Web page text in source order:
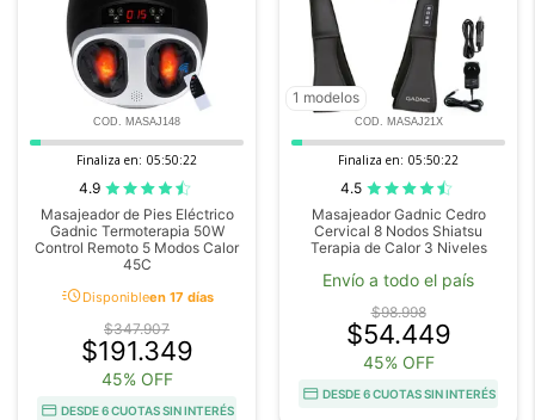
COD. MASAJ148
Finaliza en: 05:50:20
4.9
Masajeador de Pies Eléctrico
Gadnic Termoterapia 50W
Control Remoto 5 Modos Calor
45C
acuteDisponibleen 17 días
$347.907
$191.349
45% OFF
DESDE 6 CUOTAS SIN INTERÉS
1 modelos
COD. MASAJ21X
Finaliza en: 05:50:20
4.5
Masajeador Gadnic Cedro
Cervical 8 Nodos Shiatsu
Terapia de Calor 3 Niveles
Envío a todo el país
$98.998
$54.449
45% OFF
DESDE 6 CUOTAS SIN INTERÉS